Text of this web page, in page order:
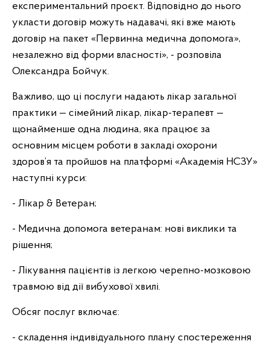
експериментальний проєкт. Відповідно до нього
укласти договір можуть надавачі, які вже мають
договір на пакет «Первинна медична допомога»,
незалежно від форми власності», - розповіла
Олександра Бойчук.
Важливо, що ці послуги надають лікар загальної
практики — сімейний лікар, лікар-терапевт —
щонайменше одна людина, яка працює за
основним місцем роботи в закладі охорони
здоров’я та пройшов на платформі «Академія НСЗУ»
наступні курси:
- Лікар & Ветеран;
- Медична допомога ветеранам: нові виклики та
рішення;
- Лікування пацієнтів із легкою черепно-мозковою
травмою від дії вибухової хвилі.
Обсяг послуг включає:
- складення індивідуального плану спостереження